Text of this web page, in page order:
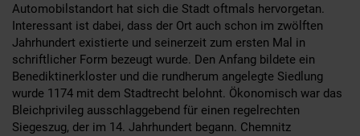
Automobilstandort hat sich die Stadt oftmals hervorgetan.
Interessant ist dabei, dass der Ort auch schon im zwölften
Jahrhundert existierte und seinerzeit zum ersten Mal in
schriftlicher Form bezeugt wurde. Den Anfang bildete ein
Benediktinerkloster und die rundherum angelegte Siedlung
wurde 1174 mit dem Stadtrecht belohnt. Ökonomisch war das
Bleichprivileg ausschlaggebend für einen regelrechten
Siegeszug, der im 14. Jahrhundert begann. Chemnitz